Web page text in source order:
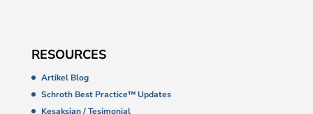
RESOURCES
Artikel Blog
Schroth Best Practice™ Updates
Kesaksian / Tesimonial